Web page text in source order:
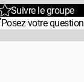
Suivre le groupe
Posez votre question